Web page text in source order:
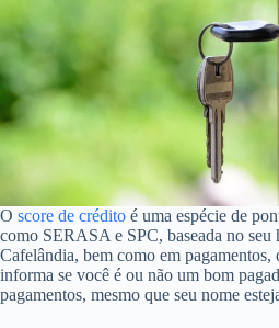
O score de crédito é uma espécie de
como SERASA e SPC, baseada no seu
Cafelândia, bem como em pagamentos,
informa se você é ou não um bom
pagamentos, mesmo que seu nome